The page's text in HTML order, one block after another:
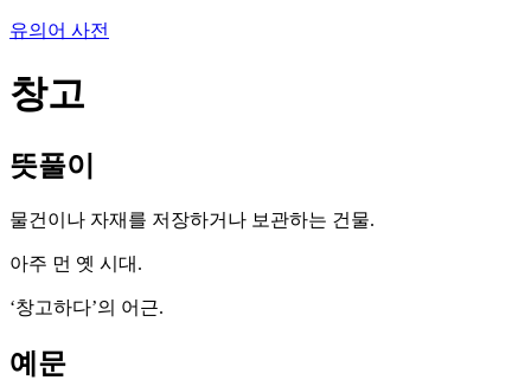
유의어 사전
창고
뜻풀이
물건이나 자재를 저장하거나 보관하는 건물.
아주 먼 옛 시대.
‘창고하다’의 어근.
예문